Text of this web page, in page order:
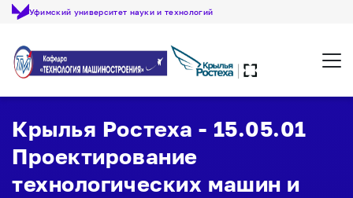
Уфимский университет науки и технологий
Крылья Ростеха - 15.05.01
Проектирование
технологических машин и